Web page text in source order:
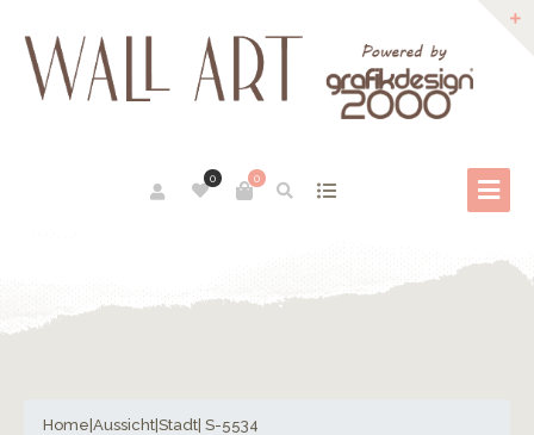
0
0
Home Aussicht Stadt | S-5534